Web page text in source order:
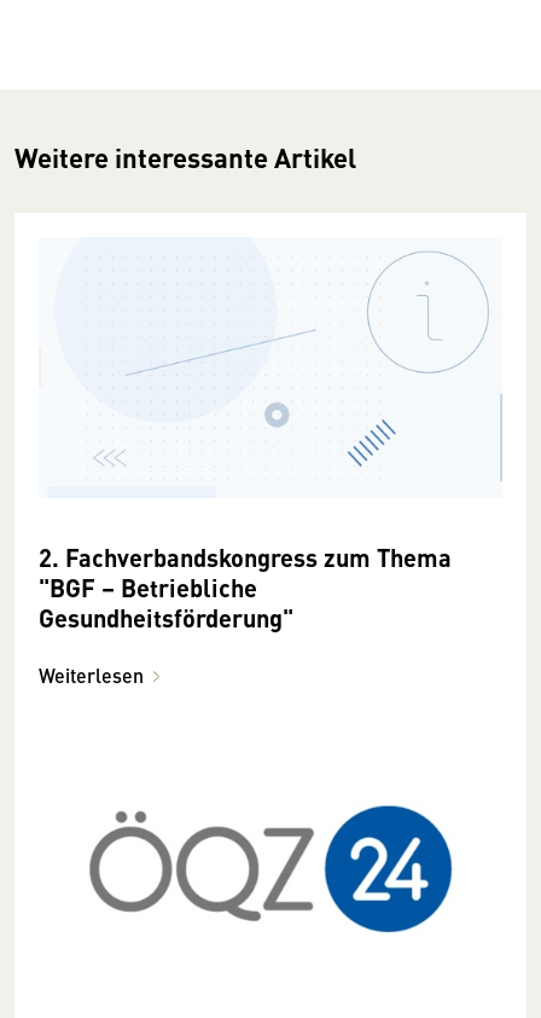
Weitere interessante Artikel
2. Fachverbandskongress zum Thema
"BGF – Betriebliche
Gesundheitsförderung"
Weiterlesen